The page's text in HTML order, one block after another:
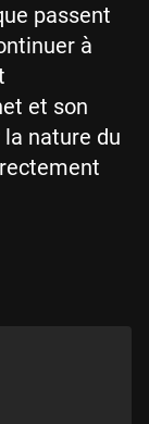
passent
à
et son
nature du